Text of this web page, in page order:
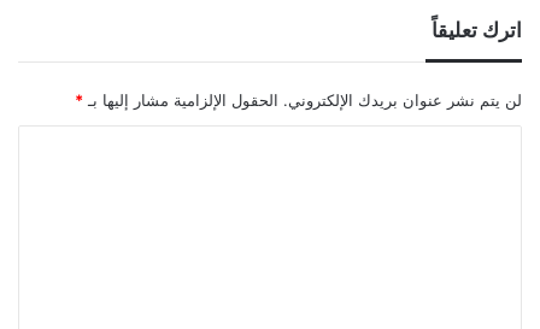
اترك تعليقاً
لن يتم نشر عنوان بريدك الإلكتروني. الحقول الإلزامية مشار إليها بـ *